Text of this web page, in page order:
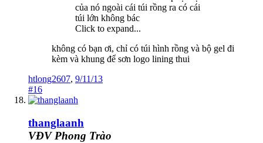
của nó ngoài cái túi rồng ra có cái
túi lớn không bác
Click to expand...
không có bạn ơi, chỉ có túi hình rồng và bộ gel đi
kèm và khung để sơn logo lining thui
htlong2607, 9/11/13
#16
thanglaanh
VĐV Phong Trào